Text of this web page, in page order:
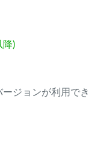
降)
ージョンが利用でき